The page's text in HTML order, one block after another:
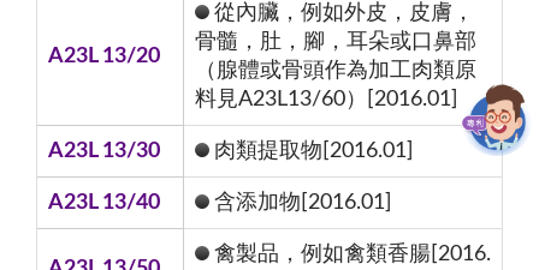
A23L 13/20
從內臟，例如外皮，皮膚，
骨髓，肚，腳，耳朵或口鼻部
（腺體或骨頭作為加工肉類原
料見A23L13/60）[2016.01]
A23L 13/30 肉類提取物[2016.01]
A23L 13/40 含添加物[2016.01]
禽製品，例如禽類香腸[2016.